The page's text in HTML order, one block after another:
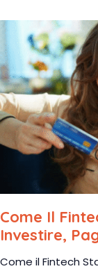
Come Il
Investire,
Come il Fintech